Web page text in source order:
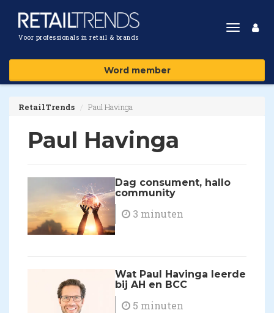
Voor professionals in retail & brands
Toggle
Word member
RetailTrends Paul Havinga
Paul Havinga
Dag consument, hallo
community
3 minuten
Wat Paul Havinga leerde
bij AH en BCC
5 minuten